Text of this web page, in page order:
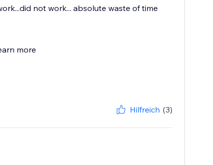
not work... absolute waste of time
more
Hilfreich (3)